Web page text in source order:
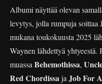
Albumi näyttää olevan
levytys, jolla rumpuja soittaa
mukana toukokuusta 2025
Waynen lähdettyä
muassa Behemothissa,
Red Chordissaja Job For